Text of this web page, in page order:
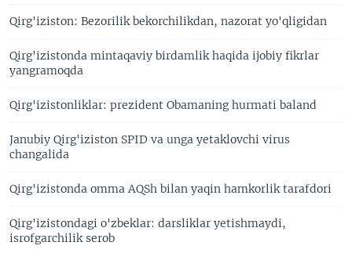
Qirg'iziston: Bezorilik bekorchilikdan, nazorat yo'qligidan
Qirg'izistonda mintaqaviy birdamlik haqida ijobiy fikrlar
yangramoqda
Qirg'izistonliklar: prezident Obamaning hurmati baland
Janubiy Qirg'iziston SPID va unga yetaklovchi virus
changalida
Qirg'izistonda omma AQSh bilan yaqin hamkorlik tarafdori
Qirg'izistondagi o'zbeklar: darsliklar yetishmaydi,
isrofgarchilik serob